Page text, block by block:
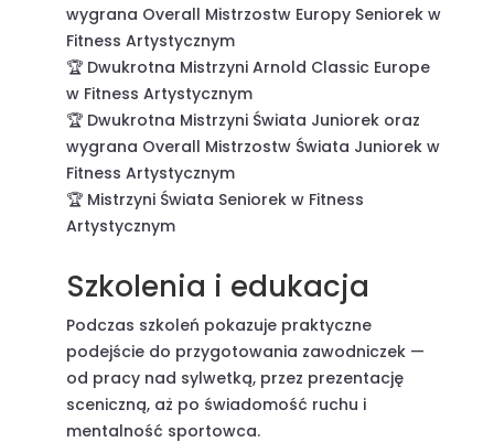
wygrana Overall Mistrzostw Europy Seniorek w
Fitness Artystycznym
🏆 Dwukrotna Mistrzyni Arnold Classic Europe
w Fitness Artystycznym
🏆 Dwukrotna Mistrzyni Świata Juniorek oraz
wygrana Overall Mistrzostw Świata Juniorek w
Fitness Artystycznym
🏆 Mistrzyni Świata Seniorek w Fitness
Artystycznym
Szkolenia i edukacja
Podczas szkoleń pokazuje praktyczne
podejście do przygotowania zawodniczek —
od pracy nad sylwetką, przez prezentację
sceniczną, aż po świadomość ruchu i
mentalność sportowca.